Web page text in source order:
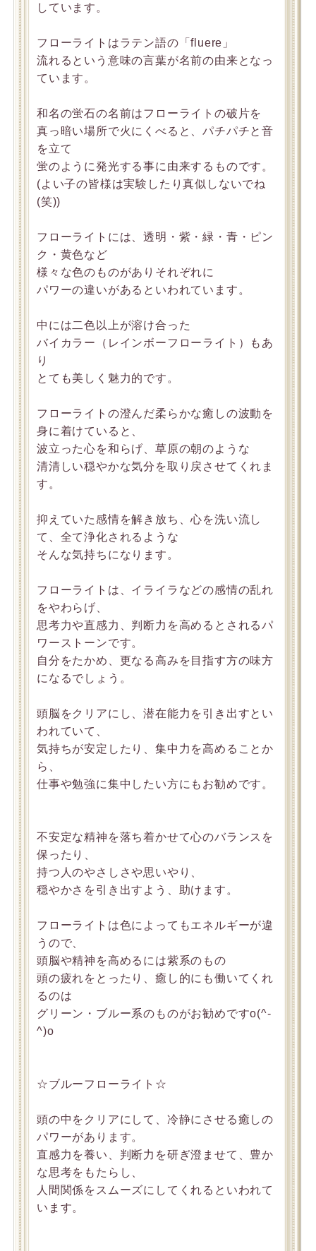
しています。
フローライトはラテン語の「fluere」
流れるという意味の言葉が名前の由来となっ
ています。
和名の蛍石の名前はフローライトの破片を
真っ暗い場所で火にくべると、パチパチと音
を立て
蛍のように発光する事に由来するものです。
(よい子の皆様は実験したり真似しないでね
(笑))
フローライトには、透明・紫・緑・青・ピン
ク・黄色など
様々な色のものがありそれぞれに
パワーの違いがあるといわれています。
中には二色以上が溶け合った
バイカラー（レインボーフローライト）もあ
り
とても美しく魅力的です。
フローライトの澄んだ柔らかな癒しの波動を
身に着けていると、
波立った心を和らげ、草原の朝のような
清清しい穏やかな気分を取り戻させてくれま
す。
抑えていた感情を解き放ち、心を洗い流し
て、全て浄化されるような
そんな気持ちになります。
フローライトは、イライラなどの感情の乱れ
をやわらげ、
思考力や直感力、判断力を高めるとされるパ
ワーストーンです。
自分をたかめ、更なる高みを目指す方の味方
になるでしょう。
頭脳をクリアにし、潜在能力を引き出すとい
われていて、
気持ちが安定したり、集中力を高めることか
ら、
仕事や勉強に集中したい方にもお勧めです。
不安定な精神を落ち着かせて心のバランスを
保ったり、
持つ人のやさしさや思いやり、
穏やかさを引き出すよう、助けます。
フローライトは色によってもエネルギーが違
うので、
頭脳や精神を高めるには紫系のもの
頭の疲れをとったり、癒し的にも働いてくれ
るのは
グリーン・ブルー系のものがお勧めですo(^-
^)o
☆ブルーフローライト☆
頭の中をクリアにして、冷静にさせる癒しの
パワーがあります。
直感力を養い、判断力を研ぎ澄ませて、豊か
な思考をもたらし、
人間関係をスムーズにしてくれるといわれて
います。